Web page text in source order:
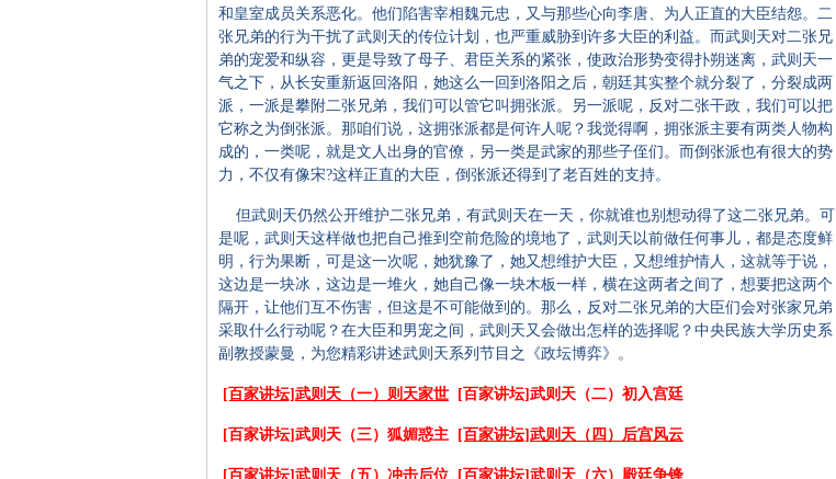
和皇室成员关系恶化。他们陷害宰相魏元忠，又与那些心向李唐、为人正直的大臣结怨。二
张兄弟的行为干扰了武则天的传位计划，也严重威胁到许多大臣的利益。而武则天对二张兄
弟的宠爱和纵容，更是导致了母子、君臣关系的紧张，使政治形势变得扑朔迷离，武则天一
气之下，从长安重新返回洛阳，她这么一回到洛阳之后，朝廷其实整个就分裂了，分裂成两
派，一派是攀附二张兄弟，我们可以管它叫拥张派。另一派呢，反对二张干政，我们可以把
它称之为倒张派。那咱们说，这拥张派都是何许人呢？我觉得啊，拥张派主要有两类人物构
成的，一类呢，就是文人出身的官僚，另一类是武家的那些子侄们。而倒张派也有很大的势
力，不仅有像宋?这样正直的大臣，倒张派还得到了老百姓的支持。
但武则天仍然公开维护二张兄弟，有武则天在一天，你就谁也别想动得了这二张兄弟。可
是呢，武则天这样做也把自己推到空前危险的境地了，武则天以前做任何事儿，都是态度鲜
明，行为果断，可是这一次呢，她犹豫了，她又想维护大臣，又想维护情人，这就等于说，
这边是一块冰，这边是一堆火，她自己像一块木板一样，横在这两者之间了，想要把这两个
隔开，让他们互不伤害，但这是不可能做到的。那么，反对二张兄弟的大臣们会对张家兄弟
采取什么行动呢？在大臣和男宠之间，武则天又会做出怎样的选择呢？中央民族大学历史系
副教授蒙曼，为您精彩讲述武则天系列节目之《政坛博弈》。
[百家讲坛]武则天（一）则天家世 [百家讲坛]武则天（二）初入宫廷
[百家讲坛]武则天（三）狐媚惑主 [百家讲坛]武则天（四）后宫风云
[百家讲坛]武则天（五）冲击后位 [百家讲坛]武则天（六）殿廷争锋